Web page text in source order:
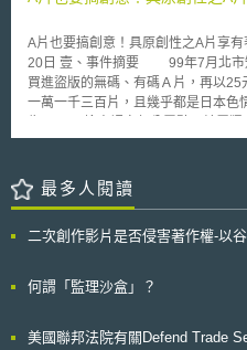
在建立基礎的倫理合規防線。 （二）第二階段：進階應用（AI決策支援）
適用於AI提供資料分析與建議以輔助
提升，檢核項目擴增至74個，強化透明性與
段：深度融合（AI自主決策） 針對AI具備高度自主決策權的高風險情境（如
自主化服務或複雜判斷），執行最
這90個檢核項目，保障人權與基本權利。 由於目前未見90個檢核
容，值得持續追蹤後續進展。 本文為資策會科法所創智中心完成之著作，
非經同意或授權，不得為轉載、公開
A片也要搞創意！具原創性之A片享有著作權 科技法律研究所
20日 壹、事件摘要 99年7月北市知名成人光碟店，以每片10元至20元
買進盜版的無碼、有碼Ａ片，再以
一萬一千三百片，且幾乎都是日本色
商著作權，分依違反《著作權法》及
保護，僅依販賣猥褻物品罪判處六個月有期徒刑。
法院後，合議庭隨機挑16部Ａ片，由
計及情慾表現，均有其構思及獨特性
第250號判決 本案原審法院認為A
光碟片不屬之。蓋著作權法之立法目
最多人閱讀
二次創作影片是否侵害著作權-以
何謂「監理沙盒」？
美國聯邦法院有關Defend Trade